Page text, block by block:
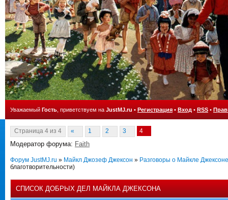
Уважаемый Гость , приветствуем на JustMJ.ru • Регистрация • Вход • RSS •
Страница 4 из 4 « 1 2 3 4
Модератор форума: Faith
Форум JustMJ.ru » Майкл Джозеф Джексон » Разговоры о Майкле Джексоне
благотворительности)
СПИСОК ДОБРЫХ ДЕЛ МАЙКЛА ДЖЕКСОНА